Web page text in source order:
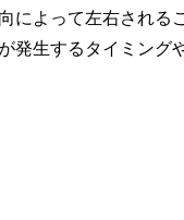
によって左右され
発生するタイミング